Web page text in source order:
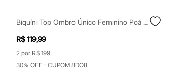
Pijamas
Moda praia
Biquínis
Maiôs
Saídas de praia
Biquíni Top Ombro Único Feminino Poá Vinho
R$ 119,99
2 por R$ 199
30% OFF - CUPOM 8DO8